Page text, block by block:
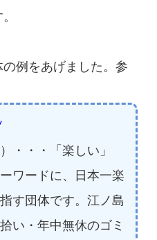
例をあげました。参
・・・「楽しい」
ワードに、日本一楽
す団体です。江ノ島
い・年中無休のゴミ